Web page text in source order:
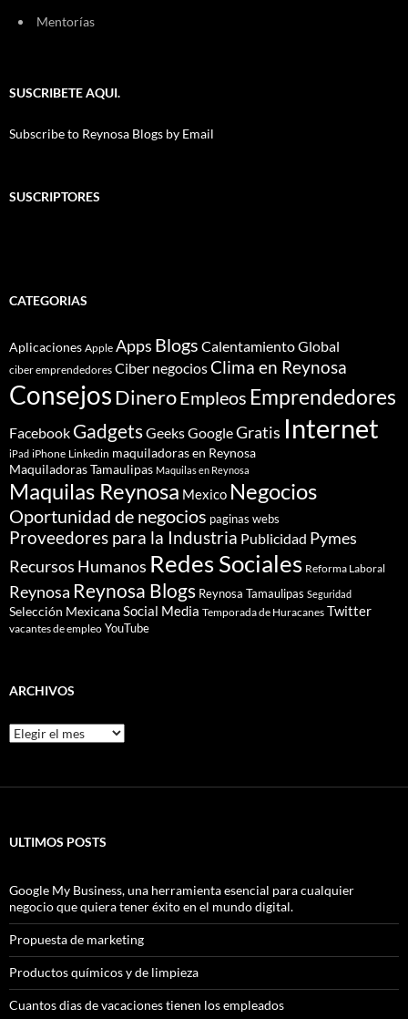
Mentorías
SUSCRIBETE AQUI.
Subscribe to Reynosa Blogs by Email
SUSCRIPTORES
CATEGORIAS
Aplicaciones Apple Apps Blogs Calentamiento Global
ciber emprendedores Ciber negociosClima en Reynosa
ConsejosDineroEmpleos Emprendedores
Facebook GadgetsGeeksGoogleGratis Internet
iPad iPhone Linkedin maquiladoras en Reynosa
Maquiladoras Tamaulipas Maquilas en Reynosa
Maquilas Reynosa Mexico Negocios
Oportunidad de negocios paginas webs
Proveedores para la Industria Publicidad Pymes
Recursos Humanos Redes Sociales Reforma Laboral
Reynosa Reynosa Blogs Reynosa Tamaulipas Seguridad
Selección MexicanaSocial Media Temporada de Huracanes Twitter
vacantes de empleo YouTube
ARCHIVOS
Archivos
ULTIMOS POSTS
Google My Business, una herramienta esencial para cualquier
negocio que quiera tener éxito en el mundo digital.
Propuesta de marketing
Productos químicos y de limpieza
Cuantos dias de vacaciones tienen los empleados